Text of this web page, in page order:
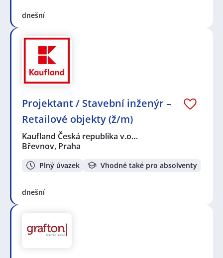
dnešní
Projektant / Stavební inženýr –
Retailové objekty (ž/m)
Kaufland Česká republika v.o…
Břevnov, Praha
Plný úvazek Vhodné také pro absolventy
dnešní